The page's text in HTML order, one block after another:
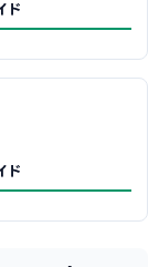
ド
ド